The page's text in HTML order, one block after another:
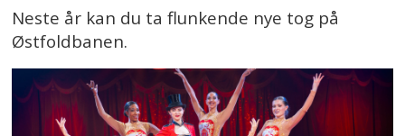
Neste år kan du ta flunkende nye tog på
Østfoldbanen.